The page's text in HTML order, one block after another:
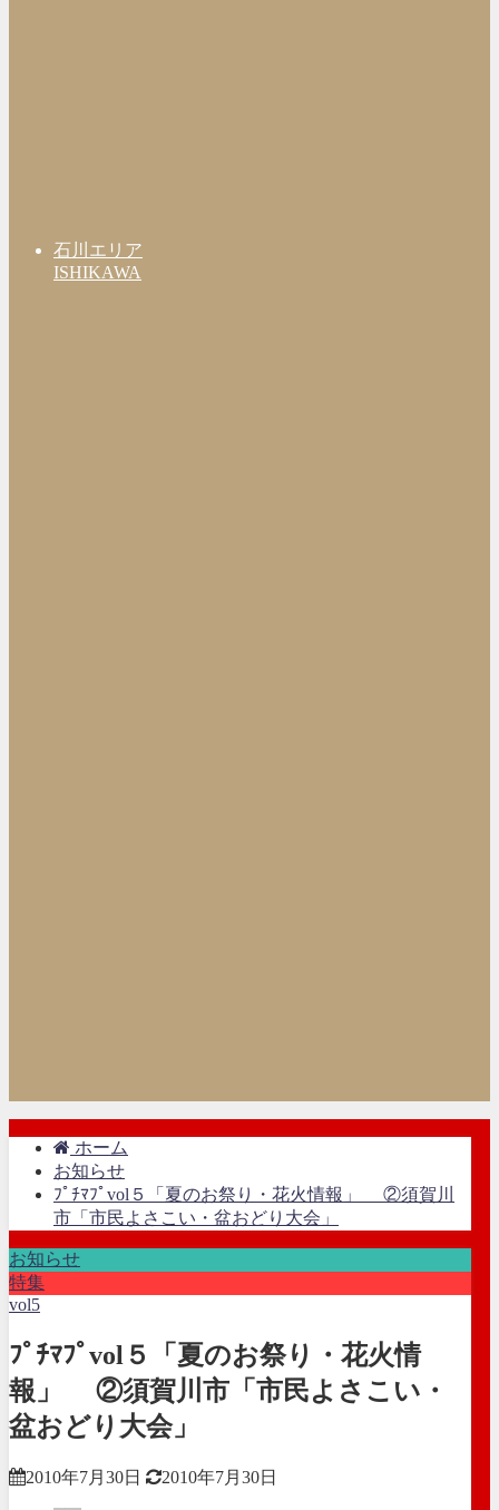
石川エリア
ISHIKAWA
ホーム
お知らせ
ﾌﾟﾁﾏﾌﾟvol５「夏のお祭り・花火情報」 ②須賀川
市「市民よさこい・盆おどり大会」
お知らせ
特集
vol5
ﾌﾟﾁﾏﾌﾟvol５「夏のお祭り・花火情
報」 ②須賀川市「市民よさこい・
盆おどり大会」
2010年7月30日 2010年7月30日